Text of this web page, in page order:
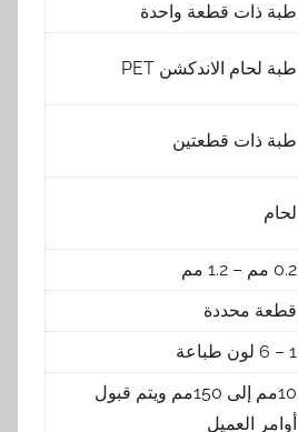
طبة ذات قطعة واحدة
طبة لحام الاندكشن PET
طبة ذات قطعتين
لحام
0.2 مم – 1.2 مم
قطعة محددة
1 – 6 لون طباعة
10مم إلى 150مم ويتم قبول
أوامر العميل